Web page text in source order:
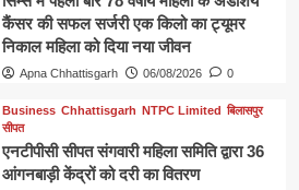
कैंसर की सफल सर्जरी एक किलो का ट्यूमर
निकाल महिला को दिया नया जीवन
Apna Chhattisgarh 06/08/2026 0
Business Chhattisgarh NTPC Limited बिलासपुर
सीपत
एनटीपीसी सीपत संगवारी महिला समिति द्वारा 36
आंगनबाड़ी केंद्रों को दरी का वितरण